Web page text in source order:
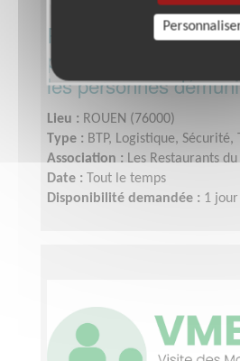
Référent(e)
pour une association
les personnes
Lieu : ROUEN (76000)
Type : BTP, Logistique, Sécurité,
Association : Les Restaurants
Date :
Tout le temps
Disponibilité demandée : 1